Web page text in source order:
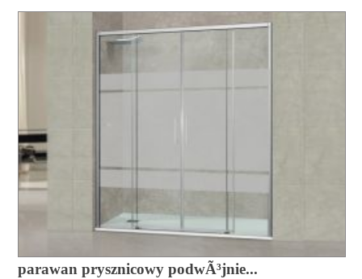
parawan prysznicowy podwÃ³jnie...